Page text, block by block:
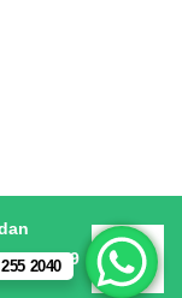
| 0539
Kapat
2040